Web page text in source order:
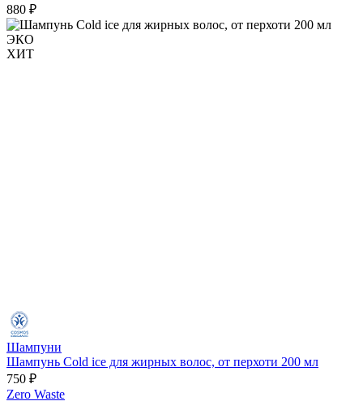
880 ₽
ЭКО
ХИТ
Шампуни
Шампунь Cold ice для жирных волос, от перхоти 200 мл
750 ₽
Zero Waste